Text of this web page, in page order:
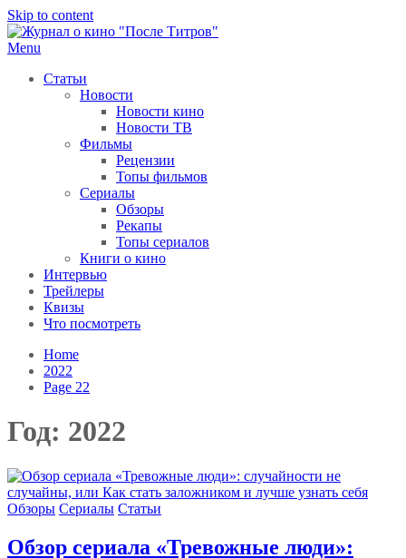
Skip to content
Menu
Статьи
Новости
Новости кино
Новости ТВ
Фильмы
Рецензии
Топы фильмов
Сериалы
Обзоры
Рекапы
Топы сериалов
Книги о кино
Интервью
Трейлеры
Квизы
Что посмотреть
Home
2022
Page 22
Год: 2022
Обзоры Сериалы Статьи
Обзор сериала «Тревожные люди»: